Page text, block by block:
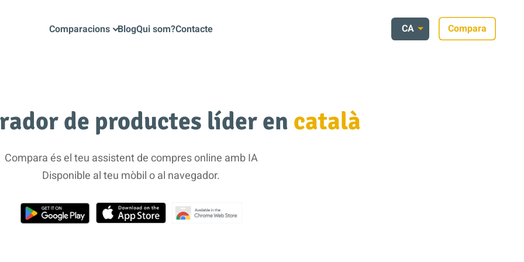
Comparacions BlogQui som?Contacte CA Compara
de productes líder en català
Compara és el teu assistent de compres online amb IA
Disponible al teu mòbil o al navegador.